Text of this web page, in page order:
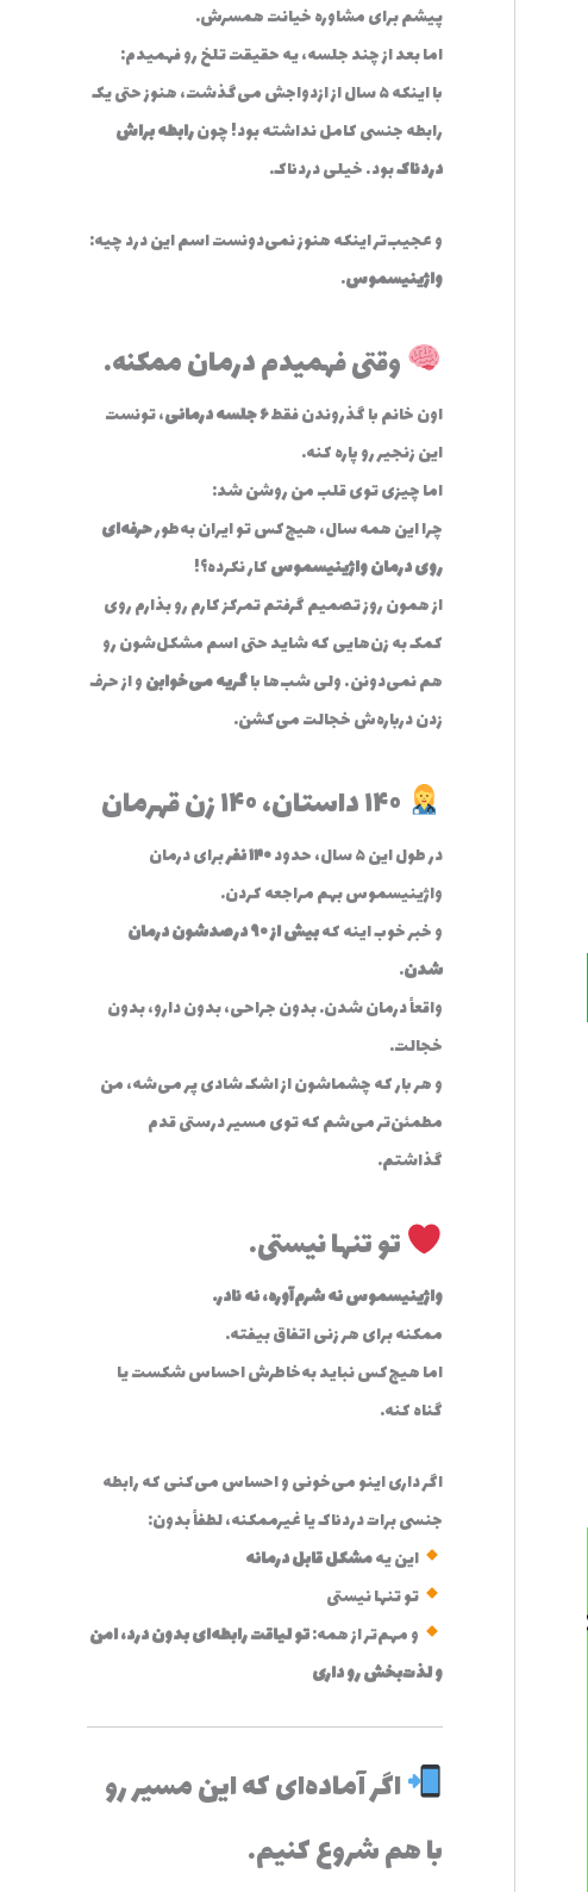
پیشم برای مشاوره خیانت همسرش.
اما بعد از چند جلسه، یه حقیقت تلخ رو فهمیدم:
با اینکه ۵ سال از ازدواجش می‌گذشت، هنوز حتی یک
رابطه جنسی کامل نداشته بود! چونرابطه براش
دردناکبود… خیلی دردناک.
و عجیب‌تر اینکه هنوز نمی‌دونست اسم این درد چیه:
واژینیسموس.
وقتی فهمیدم درمان ممکنه…
اون خانم با گذروندن فقط۶ جلسه درمانی
، تونست
این زنجیر رو پاره کنه.
اما چیزی توی قلب من روشن شد:
چرا این همه سال، هیچ‌کس تو ایران به‌طورحرفه‌ای
روی درمان واژینیسموسکار نکرده؟!
از همون روز تصمیم گرفتم تمرکز کارم رو بذارم روی
کمک به زن‌هایی که شاید حتی اسم مشکل‌شون رو
هم نمی‌دونن… ولی شب‌ها باگریه می‌خوابنو از حرف
زدن درباره‌ش خجالت می‌کشن.
در طول این ۵ سال، حدود ۱۴۰ نفر
برای درمان
واژینیسموس بهم مراجعه کردن.
و خبر خوب اینه که
بیش از ۹۰ درصدشون درمان
شدن.
واقعاً درمان شدن. بدون جراحی، بدون دارو، بدون
خجالت.
و هر بار که چشماشون از اشک شادی پر می‌شه، من
مطمئن‌تر می‌شم که توی مسیر درستی قدم
گذاشتم.
تو تنها نیستی…
واژینیسموس نه شرم‌آوره، نه نادر.
ممکنه برای هر زنی اتفاق بیفته.
اما هیچ‌کس نباید به‌خاطرش احساس شکست یا
گناه کنه.
اگر داری اینو می‌خونی و احساس می‌کنی که رابطه
جنسی برات دردناک یا غیرممکنه، لطفاً بدون:
این یهمشکل قابل درمانه
تو تنها نیستی
و مهم‌تر از همه:تو لیاقت رابطه‌ای بدون درد، امن
و لذت‌بخش رو داری
اگر آماده‌ای که این مسیر رو
با هم شروع کنیم…